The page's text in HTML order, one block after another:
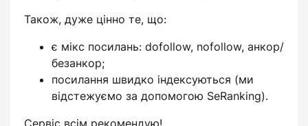
Також, дуже цінно те, що:
є мікс посилань: dofollow, nofollow, анкор/
безанкор;
посилання швидко індексуються (ми
відстежуємо за допомогою SeRanking).
Сервіс всім рекомендую!